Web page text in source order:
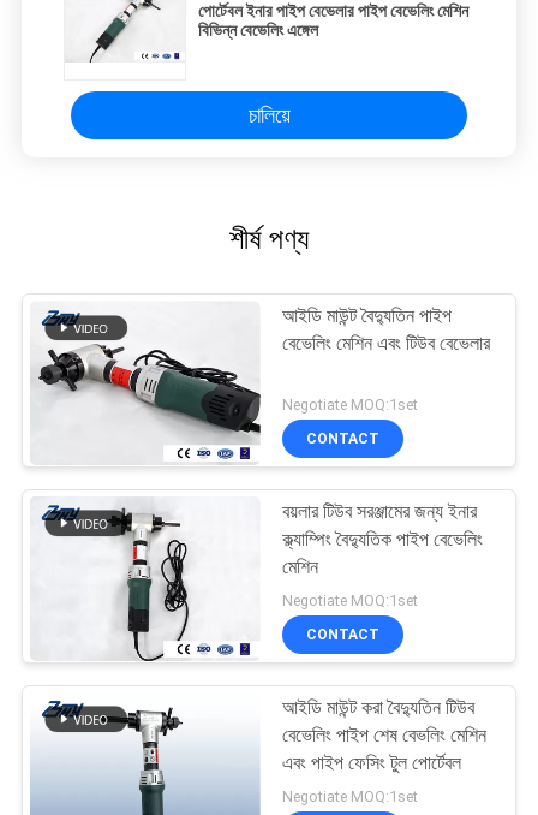
পোর্টেবল ইনার পাইপ বেভেলার পাইপ বেভেলিং মেশিন
বিভিন্ন বেভেলিং এঙ্গেল
চালিয়ে
শীর্ষ পণ্য
আইডি মাউন্ট বৈদ্যুতিন পাইপ
বেভেলিং মেশিন এবং টিউব বেভেলার
Negotiate MOQ:1set
CONTACT
বয়লার টিউব সরঞ্জামের জন্য ইনার
ক্ল্যাম্পিং বৈদ্যুতিক পাইপ বেভেলিং
মেশিন
Negotiate MOQ:1set
CONTACT
আইডি মাউন্ট করা বৈদ্যুতিন টিউব
বেভেলিং পাইপ শেষ বেভলিং মেশিন
এবং পাইপ ফেসিং টুল পোর্টেবল
Negotiate MOQ:1set